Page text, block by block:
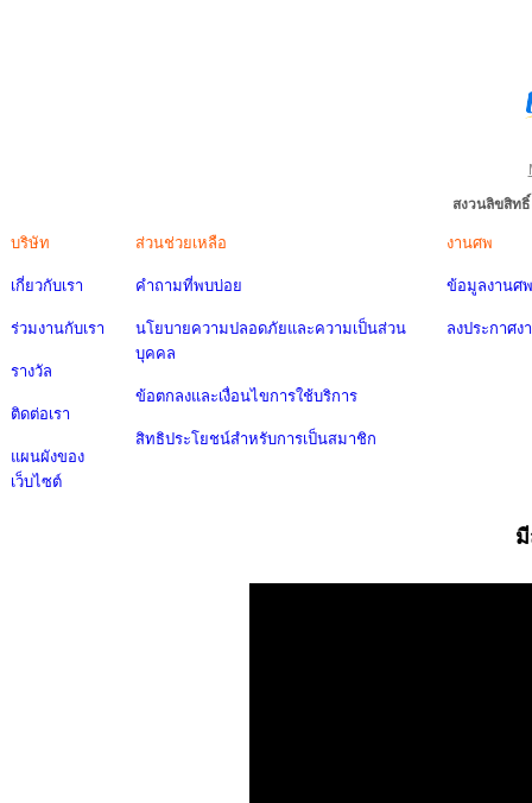
สงวนลิขสิท
บริษัท
เกี่ยวกับเรา
ร่วมงานกับเรา
รางวัล
ติดต่อเรา
แผนผังของ
เว็บไซต์
ส่วนช่วยเหลือ
คำถามที่พบบ่อย
นโยบายความปลอดภัยและความเป็นส่วน
บุคคล
ข้อตกลงและเงื่อนไขการใช้บริการ
สิทธิประโยชน์สำหรับการเป็นสมาชิก
งานศพ
ข้อมูลงานศพ
ลงประกาศง